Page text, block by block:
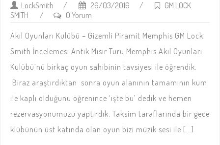
LockSmith / 26/03/2016 /
GM LOCK
SMITH
/ 0 Yorum
Akıl Oyunları Kulübü – Gizemli Piramit Memphis GM Lock
Smith İncelemesi Antik Mısır Turu Memphis Akıl Oyunları
Kulübü’nü birkaç oyun sahibinin tavsiyesi ile öğrendik.
Biraz araştırdıktan sonra oyun alanının tamamının kum
ile kaplı olduğunu öğrenince ‘işte bu’ dedik ve hemen
rezervasyonumuzu yaptırdık. Taksim taraflarında bir gece
klübünün üst katında olan oyun bizi müzik sesi ile […]